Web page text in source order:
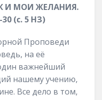
И МОИ ЖЕЛАНИЯ.
(с. 5 НЗ)
Проповеди
на её
важнейший
нашему учению,
Все дело в том,